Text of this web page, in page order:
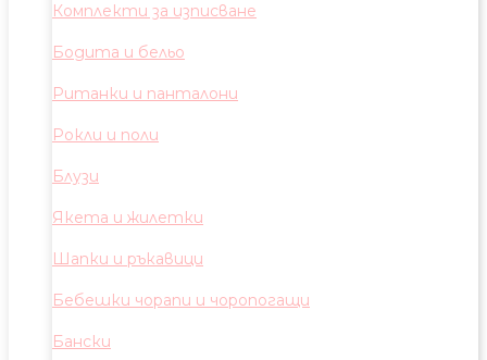
Комплекти за изписване
Бодита и бельо
Ританки и панталони
Рокли и поли
Блузи
Якета и жилетки
Шапки и ръкавици
Бебешки чорапи и чоропогащи
Бански